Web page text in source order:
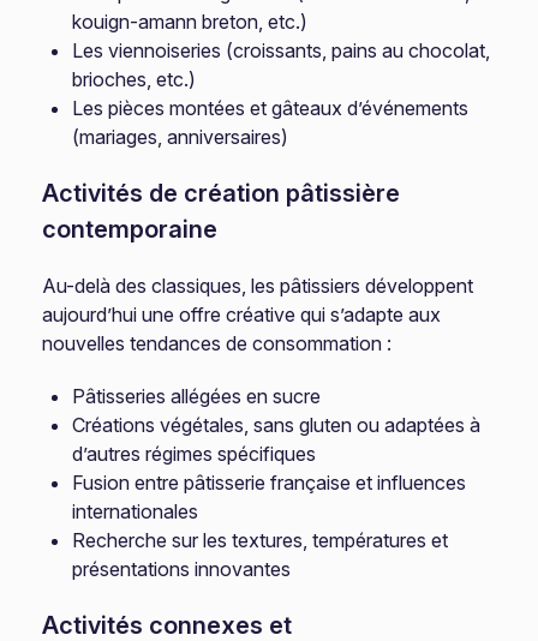
kouign-amann breton, etc.)
Les viennoiseries (croissants, pains au chocolat,
brioches, etc.)
Les pièces montées et gâteaux d’événements
(mariages, anniversaires)
Activités de création pâtissière
contemporaine
Au-delà des classiques, les pâtissiers développent
aujourd’hui une offre créative qui s’adapte aux
nouvelles tendances de consommation :
Pâtisseries allégées en sucre
Créations végétales, sans gluten ou adaptées à
d’autres régimes spécifiques
Fusion entre pâtisserie française et influences
internationales
Recherche sur les textures, températures et
présentations innovantes
Activités connexes et